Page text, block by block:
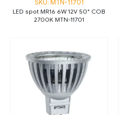
SKU: MTN-11701
LED spot MR16 6W 12V 50° СОВ
2700K MTN-11701